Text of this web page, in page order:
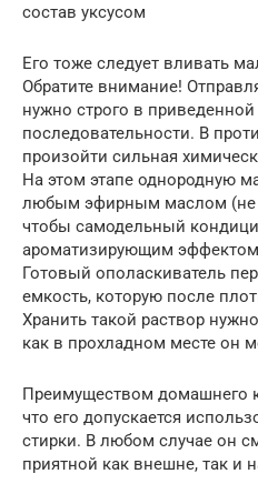
состав уксусом
Его тоже следует вливать
Обратите внимание!
нужно строго в
последовательности. В
произойти сильная
На этом этапе однородную
любым эфирным маслом (не
чтобы самодельный
ароматизирующим
Готовый ополаскиватель
емкость, которую после
Хранить такой раствор
как в прохладном месте он
Преимуществом домашнего
что его допускается
стирки. В любом случае он
приятной как внешне, так и